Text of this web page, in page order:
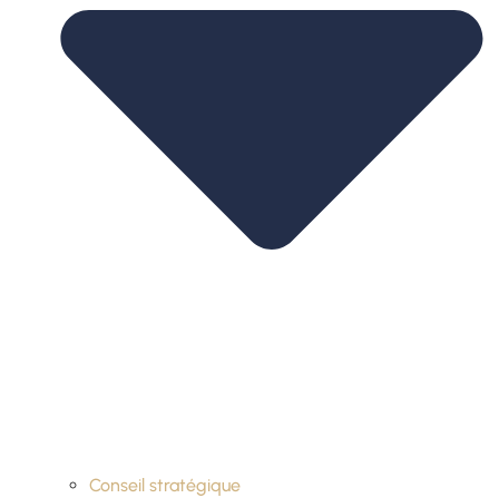
Conseil stratégique